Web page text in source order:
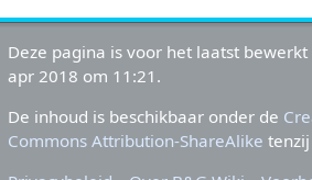
Deze pagina is voor het laatst bewerkt
apr 2018 om 11:21.
De inhoud is beschikbaar onder de
Commons Attribution-ShareAlike